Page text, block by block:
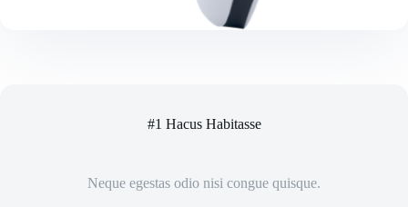
#1 Hacus Habitasse
Neque egestas odio nisi congue quisque.